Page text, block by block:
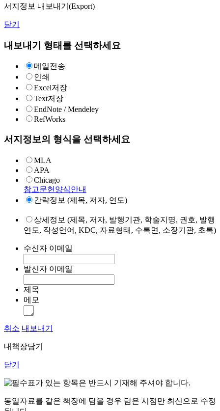
서지정보 내보내기(Export)
닫기
내보내기 형태를 선택하세요
메일전송
인쇄
Excel저장
Text저장
EndNote / Mendeley
RefWorks
서지정보의 형식을 선택하세요
MLA
APA
Chicago
참고문헌양식안내
간략정보 (제목, 저자, 연도)
상세정보 (제목, 저자, 발행기관, 학술지명, 권호, 발행
연도, 작성언어, KDC, 자료형태, 수록면, 소장기관, 초록)
수신자 이메일
발신자 이메일
제목
메모
취소 내보내기
내책장담기
닫기
표가 있는 항목은 반드시 기재해 주셔야 합니다.
동일자료를 같은 책장에 담을 경우 담은 시점만 최신으로 수정